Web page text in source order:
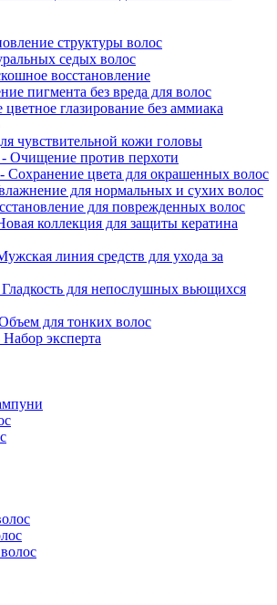
структуры волос
седых волос
восстановление
пигмента без вреда для волос
глазирование без аммиака
чувствительной кожи головы
- Очищение против перхоти
Сохранение цвета для окрашенных волос
для нормальных и сухих волос
для поврежденных волос
коллекция для защиты кератина
линия средств для ухода за
Гладкость для непослушных вьющихся
для тонких волос
эксперта